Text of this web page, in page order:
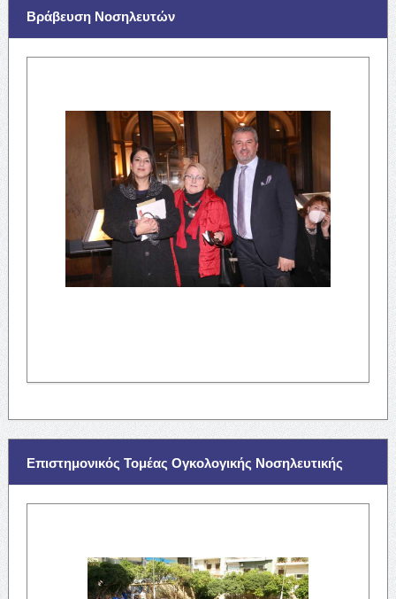
Βράβευση Νοσηλευτών
Επιστημονικός Τομέας Ογκολογικής Νοσηλευτικής